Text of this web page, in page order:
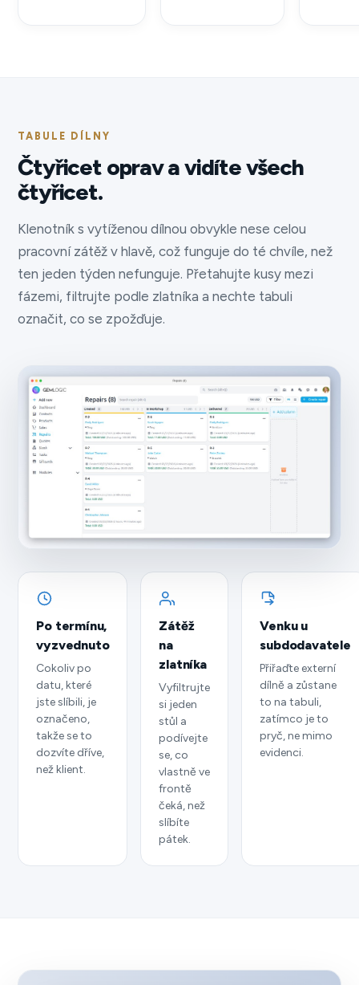
TABULE DÍLNY
Čtyřicet oprav a vidíte všech
čtyřicet.
Klenotník s vytíženou dílnou obvykle nese celou
pracovní zátěž v hlavě, což funguje do té chvíle, než
ten jeden týden nefunguje. Přetahujte kusy mezi
fázemi, filtrujte podle zlatníka a nechte tabuli
označit, co se zpožďuje.
Po termínu,
vyzvednuto
Cokoliv po
datu, které
jste slíbili, je
označeno,
takže se to
dozvíte dříve,
než klient.
Zátěž
na
zlatníka
Vyfiltrujte
si jeden
stůl a
podívejte
se, co
vlastně ve
frontě
čeká, než
slíbíte
pátek.
Venku u
subdodavatele
Přiřaďte externí
dílně a zůstane
to na tabuli,
zatímco je to
pryč, ne mimo
evidenci.